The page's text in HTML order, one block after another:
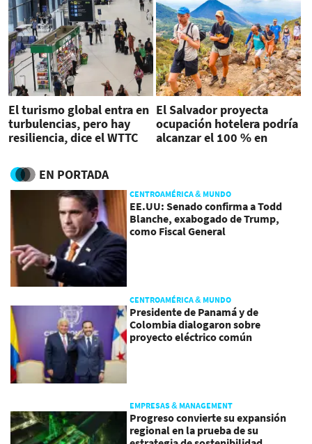
El turismo global entra en
turbulencias, pero hay
resiliencia, dice el WTTC
El Salvador proyecta
ocupación hotelera podría
alcanzar el 100 % en
EN PORTADA
CENTROAMÉRICA & MUNDO
EE.UU: Senado confirma a Todd
Blanche, exabogado de Trump,
como Fiscal General
CENTROAMÉRICA & MUNDO
Presidente de Panamá y de
Colombia dialogaron sobre
proyecto eléctrico común
EMPRESAS & MANAGEMENT
Progreso convierte su expansión
regional en la prueba de su